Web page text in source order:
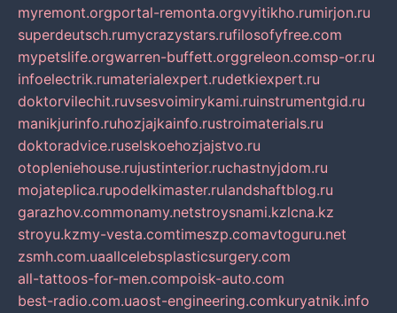
myremont.orgportal-remonta.orgvyitikho.rumirjon.ru
superdeutsch.rumycrazystars.rufilosofyfree.com
mypetslife.orgwarren-buffett.orggreleon.comsp-or.ru
infoelectrik.rumaterialexpert.rudetkiexpert.ru
doktorvilechit.ruvsesvoimirykami.ruinstrumentgid.ru
manikjurinfo.ruhozjajkainfo.rustroimaterials.ru
doktoradvice.ruselskoehozjajstvo.ru
otopleniehouse.rujustinterior.ruchastnyjdom.ru
mojateplica.rupodelkimaster.rulandshaftblog.ru
garazhov.commonamy.netstroysnami.kzlcna.kz
stroyu.kzmy-vesta.comtimeszp.comavtoguru.net
zsmh.com.uaallcelebsplasticsurgery.com
all-tattoos-for-men.compoisk-auto.com
best-radio.com.uaost-engineering.comkuryatnik.info